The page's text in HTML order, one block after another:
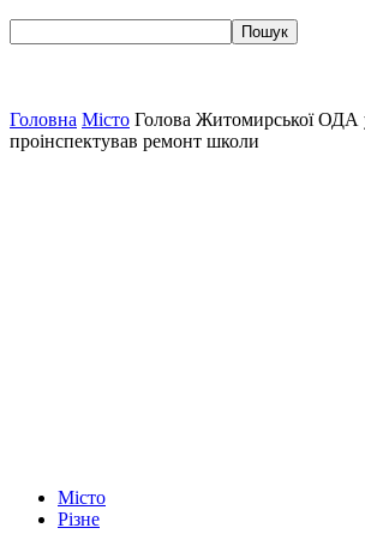
Головна Місто Голова Житомирської ОДА
проінспектував ремонт школи
Місто
Різне